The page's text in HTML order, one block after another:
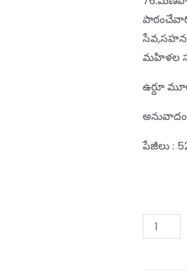
పాఠంచేవారో
మహిళల
ఉర్దూ
పేజీలు :
2